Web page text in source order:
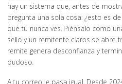
hay un sistema que, antes de
pregunta una sola cosa: ¿esto es
que tú nunca ves. Piénsalo como
sello y un remitente claros se abre
remite genera desconfianza y
dudoso.
A tu correo le pasa igual. Desde